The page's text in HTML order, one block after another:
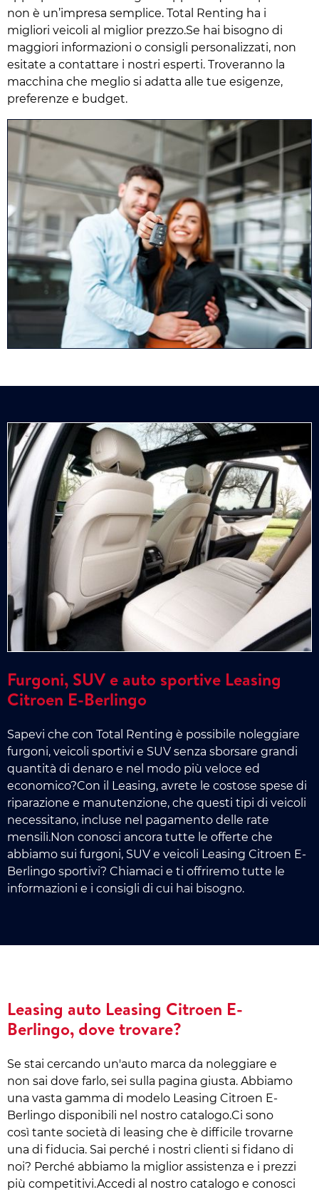
non è un’impresa semplice. Total Renting ha i
migliori veicoli al miglior prezzo.Se hai bisogno di
maggiori informazioni o consigli personalizzati, non
esitate a contattare i nostri esperti. Troveranno la
macchina che meglio si adatta alle tue esigenze,
preferenze e budget.
Furgoni, SUV e auto sportive Leasing
Citroen E-Berlingo
Sapevi che con Total Renting è possibile noleggiare
furgoni, veicoli sportivi e SUV senza sborsare grandi
quantità di denaro e nel modo più veloce ed
economico?Con il Leasing, avrete le costose spese di
riparazione e manutenzione, che questi tipi di veicoli
necessitano, incluse nel pagamento delle rate
mensili.Non conosci ancora tutte le offerte che
abbiamo sui furgoni, SUV e veicoli Leasing Citroen E-
Berlingo sportivi? Chiamaci e ti offriremo tutte le
informazioni e i consigli di cui hai bisogno.
Leasing auto Leasing Citroen E-
Berlingo, dove trovare?
Se stai cercando un'auto marca da noleggiare e
non sai dove farlo, sei sulla pagina giusta. Abbiamo
una vasta gamma di modelo Leasing Citroen E-
Berlingo disponibili nel nostro catalogo.Ci sono
così tante società di leasing che è difficile trovarne
una di fiducia. Sai perché i nostri clienti si fidano di
noi? Perché abbiamo la miglior assistenza e i prezzi
più competitivi.Accedi al nostro catalogo e conosci